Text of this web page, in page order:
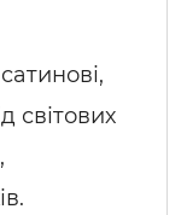
світових